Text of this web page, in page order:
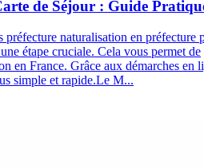
de Séjour : Guide
préfecture naturalisation en préfecture
étape cruciale. Cela vous permet de
en France. Grâce aux démarches en
simple et rapide.Le M...